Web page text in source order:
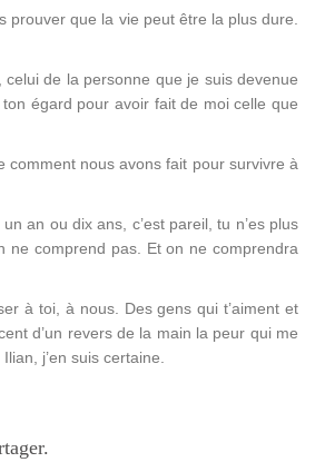
que la vie peut être la plus dure.
de la personne que je suis devenue
égard pour avoir fait de moi celle que
nous avons fait pour survivre à
an ou dix ans, c’est pareil, tu n’es plus
ne comprend pas. Et on ne comprendra
à toi, à nous. Des gens qui t’aiment et
d’un revers de la main la peur qui me
j’en suis certaine.